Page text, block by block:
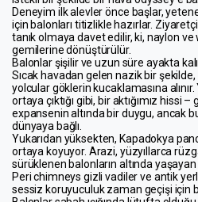
Deneyim ilk alevler önce başlar,
için balonları titizlikle hazırlar.
tanık olmaya davet edilir, ki, naylon
gemilerine dönüştürülür.
Balonlar şişilir ve uzun süre ayakta
Sıcak havadan gelen nazik bir
yolcular göklerin kucaklamasına
ortaya çıktığı gibi, bir aktığımız hissi
expansenin altında bir duygu, ancak
dünyaya bağlı.
Yukarıdan yüksekten, Kapadokya
ortaya koyuyor. Arazi, yüzyıllarca
sürüklenen balonların altında yaşayan
Peri chimneys gizli vadiler ve antik
sessiz koruyuculuk zaman geçişi için